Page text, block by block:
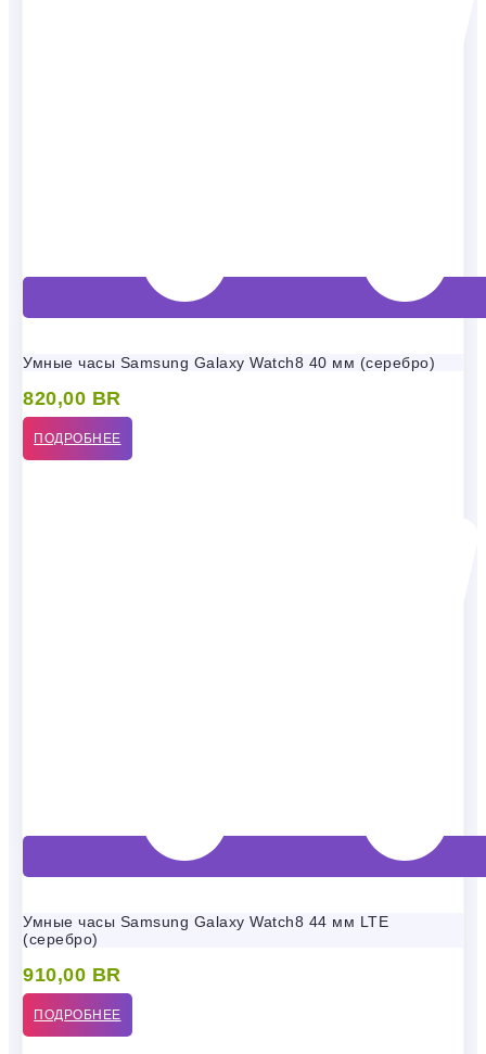
Умные часы Samsung Galaxy Watch8 40 мм (серебро)
820,00 BR
ПОДРОБНЕЕ
Умные часы Samsung Galaxy Watch8 44 мм LTE
(серебро)
910,00 BR
ПОДРОБНЕЕ